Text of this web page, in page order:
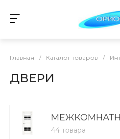
Главная / Каталог товаров /
ДВЕРИ
44 товара